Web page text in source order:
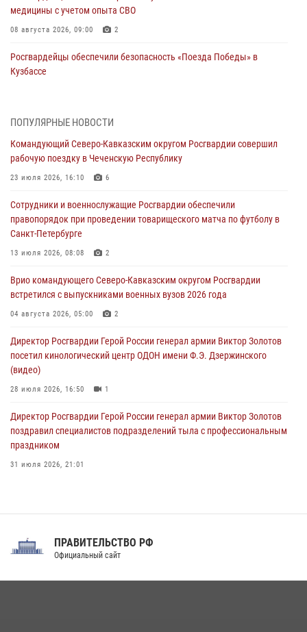
медицины с учетом опыта СВО
08 августа 2026, 09:00 2
Росгвардейцы обеспечили безопасность «Поезда Победы» в
Кузбассе
Военнослужащие Софринской бригады Росгвардии встретились с
дорогой к Победе в СВО» (видео)
08 августа 2026, 07:00
настольному теннису ко Дню физкультурника
08 августа 2026, 07:00
ОМОН «Ойрат» Управления Росгвардии по Республике Калмыкия
08 августа 2026, 07:00
В Москве росгвардейцы оказали помощь медикам и девушке с
08 августа 2026, 06:32 1
ПОПУЛЯРНЫЕ НОВОСТИ
Командующий Северо-Кавказским округом Росгвардии совершил
рабочую поездку в Чеченскую Республику
23 июля 2026, 16:10 6
Сотрудники и военнослужащие Росгвардии обеспечили
правопорядок при проведении товарищеского матча по футболу в
Санкт-Петербурге
13 июля 2026, 08:08 2
Врио командующего Северо-Кавказским округом Росгвардии
встретился с выпускниками военных вузов 2026 года
04 августа 2026, 05:00 2
Директор Росгвардии Герой России генерал армии Виктор Золотов
посетил кинологический центр ОДОН имени Ф.Э. Дзержинского
(видео)
28 июля 2026, 16:50 1
Директор Росгвардии Герой России генерал армии Виктор Золотов
поздравил специалистов подразделений тыла с профессиональным
праздником
31 июля 2026, 21:01
Праздник «Один день с Росгвардией» к 105-летию Центрального
ПРАВИТЕЛЬСТВО РФ
Официальный сайт